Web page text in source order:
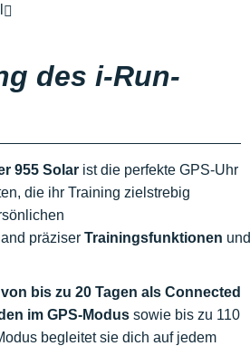
des i-Run-
955 Solar ist die perfekte GPS-Uhr
die ihr Training zielstrebig
präziser Trainingsfunktionen
bis zu 20 Tagen als Connected
im GPS-Modus sowie bis zu 110
begleitet sie dich auf jedem